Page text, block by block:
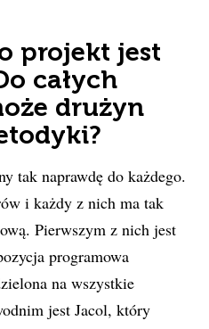
projekt jest
całych
drużyn
tak naprawdę do każdego.
i każdy z nich ma tak
Pierwszym z nich jest
programowa
na wszystkie
jest Jacol, który